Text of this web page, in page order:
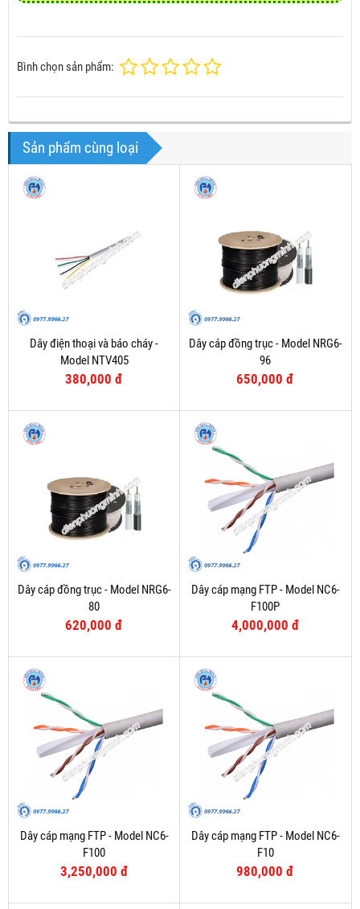
Bình chọn sản phẩm:
Sản phẩm cùng loại
Dây điện thoại và báo cháy -
Model NTV405
380,000 đ
Dây cáp đồng trục - Model NRG6-
96
650,000 đ
Dây cáp đồng trục - Model NRG6-
80
620,000 đ
Dây cáp mạng FTP - Model NC6-
F100P
4,000,000 đ
Dây cáp mạng FTP - Model NC6-
F100
3,250,000 đ
Dây cáp mạng FTP - Model NC6-
F10
980,000 đ